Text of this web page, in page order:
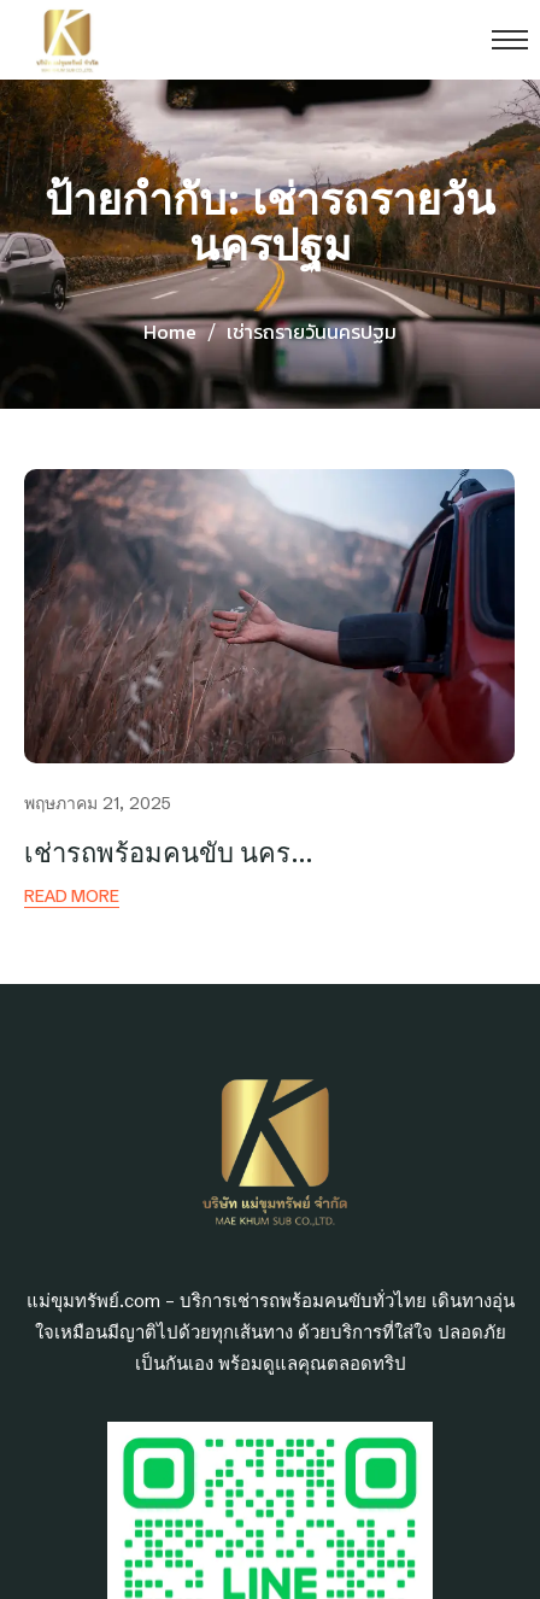
ป้ายกำกับ: เช่ารถรายวัน
นครปฐม
Home / เช่ารถรายวันนครปฐม
พฤษภาคม 21, 2025
เช่ารถพร้อมคนขับ นคร…
READ MORE
แม่ขุมทรัพย์.com – บริการเช่ารถพร้อมคนขับทั่วไทย เดินทางอุ่น
ใจเหมือนมีญาติไปด้วยทุกเส้นทาง ด้วยบริการที่ใส่ใจ ปลอดภัย
เป็นกันเอง พร้อมดูแลคุณตลอดทริป